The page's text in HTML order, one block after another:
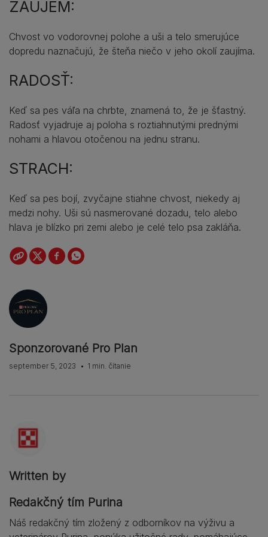
ZÁUJEM:
Chvost vo vodorovnej polohe a uši a telo smerujúce
dopredu naznačujú, že šteňa niečo v jeho okolí zaujíma.
RADOSŤ:
Keď sa pes váľa na chrbte, znamená to, že je šťastný.
Radosť vyjadruje aj poloha s roztiahnutými prednými
nohami a hlavou otočenou na jednu stranu.
STRACH:
Keď sa pes bojí, zvyčajne stiahne chvost, niekedy aj
medzi nohy. Uši sú nasmerované dozadu, telo alebo
hlava je blízko pri zemi alebo je celé telo psa zakláňa.
Sponzorované Pro Plan
september 5, 2023 1 min. čítanie
Written by
Redakčný tím Purina
Náš redakčný tím zložený z odborníkov na výživu a